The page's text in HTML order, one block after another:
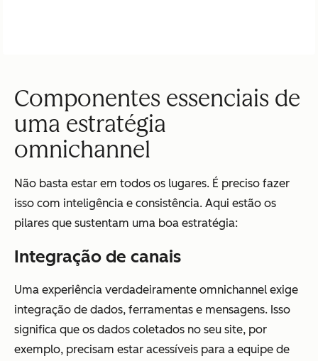
Componentes essenciais de
uma estratégia
omnichannel
Não basta estar em todos os lugares. É preciso fazer
isso com inteligência e consistência. Aqui estão os
pilares que sustentam uma boa estratégia:
Integração de canais
Uma experiência verdadeiramente omnichannel exige
integração de dados, ferramentas e mensagens. Isso
significa que os dados coletados no seu site, por
exemplo, precisam estar acessíveis para a equipe de